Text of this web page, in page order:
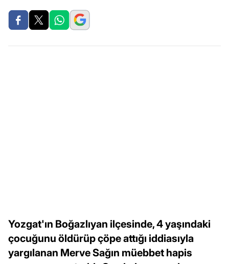
Yozgat'ın Boğazlıyan ilçesinde, 4 yaşındaki
çocuğunu öldürüp çöpe attığı iddiasıyla
yargılanan Merve Sağın müebbet hapis